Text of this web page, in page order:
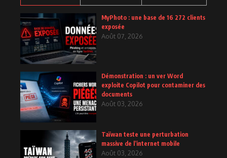
MyPhoto : une base de 16 272 clients
exposée
Août 07, 2026
Démonstration : un ver Word
exploite Copilot pour contaminer des
documents
Août 03, 2026
Taïwan teste une perturbation
massive de l’internet mobile
Août 03, 2026